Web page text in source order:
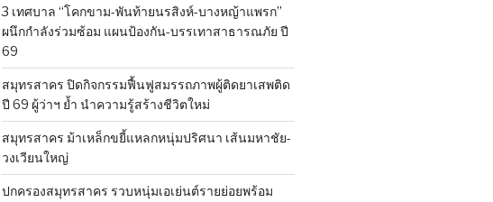
3 เทศบาล “โคกขาม-พันท้ายนรสิงห์-บางหญ้าแพรก”
ผนึกกำลังร่วมซ้อม แผนป้องกัน-บรรเทาสาธารณภัย ปี
69
สมุทรสาคร ปิดกิจกรรมฟื้นฟูสมรรถภาพผู้ติดยาเสพติด
ปี 69 ผู้ว่าฯ ย้ำ นำความรู้สร้างชีวิตใหม่
สมุทรสาคร ม้าเหล็กขยี้แหลกหนุ่มปริศนา เส้นมหาชัย-
วงเวียนใหญ่
ปกครองสมุทรสาคร รวบหนุ่มเอเย่นต์รายย่อยพร้อม